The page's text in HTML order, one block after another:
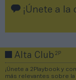
¡Únete a la
Alta Club2P
¡Únete a 2Playbook y
más relevantes sobre